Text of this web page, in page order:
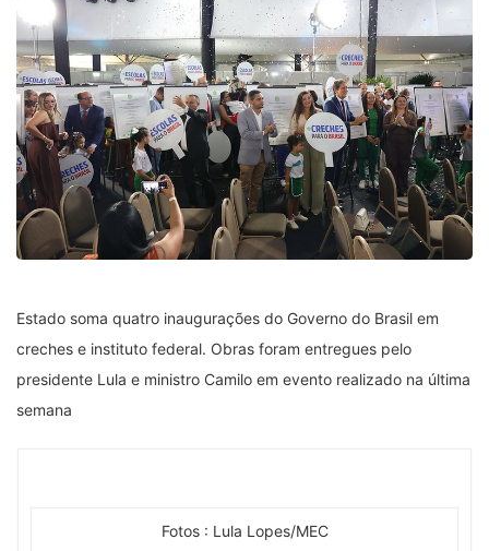
Estado soma quatro inaugurações do Governo do Brasil em
creches e instituto federal. Obras foram entregues pelo
presidente Lula e ministro Camilo em evento realizado na última
semana
Fotos : Lula Lopes/MEC